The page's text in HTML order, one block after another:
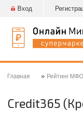
Вход
Главная » Рейтинг МФО
Credit365